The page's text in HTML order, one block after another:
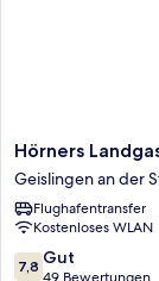
Hörners
Landgasthof
Geislingen
an
der
Steige
Hörners
Geislingen an der
Flughafentransfer
Kostenloses WLAN
7.8
7,8 Gut
49 Bewertungen